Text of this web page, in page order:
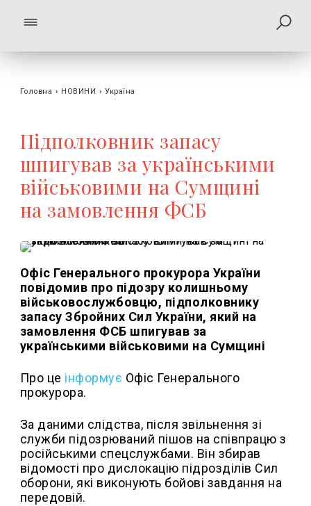
Головна › НОВИНИ › Україна
Підполковник запасу
шпигував за українськими
військовими на Сумщині
на замовлення ФСБ
Офіс Генерального прокурора України
повідомив про підозру колишньому
військовослужбовцю, підполковнику
запасу Збройних Сил України, який на
замовлення ФСБ шпигував за
українськими військовими на Сумщині
Про це інформує Офіс Генерального
прокурора.
За даними слідства, після звільнення зі
служби підозрюваний пішов на співпрацю з
російськими спецслужбами. Він збирав
відомості про дислокацію підрозділів Сил
оборони, які виконують бойові завдання на
передовій.